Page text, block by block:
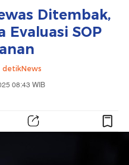
Ditembak,
Evaluasi SOP
detikNews
08:43 WIB